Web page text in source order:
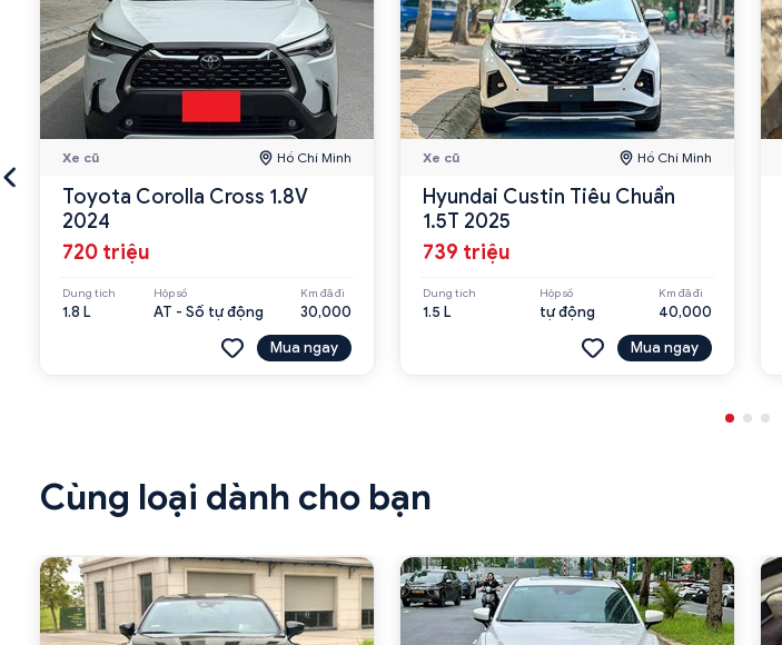
Xe cũ Hồ Chí Minh
Toyota Corolla Cross 1.8V
2024
720 triệu
Dung tích
1.8 L
Hộp số
AT - Số tự động
Km đã đi
30,000
Mua ngay
Xe cũ Hồ Chí Minh
Hyundai Custin Tiêu Chuẩn
1.5T 2025
739 triệu
Dung tích
1.5 L
Hộp số
tự động
Km đã đi
40,000
Mua ngay
Cùng loại dành cho bạn